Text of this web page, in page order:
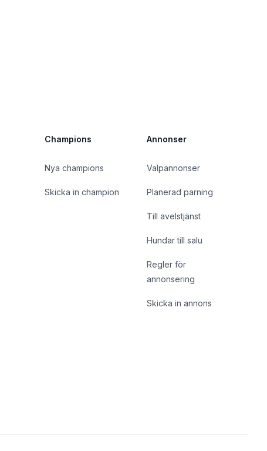
Champions
Nya champions
Skicka in champion
Annonser
Valpannonser
Planerad parning
Till avelstjänst
Hundar till salu
Regler för
annonsering
Skicka in annons